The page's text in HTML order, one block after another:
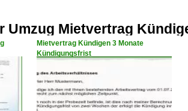
Umzug Mietvertrag
Mietvertrag Kündigen 3 Monate
Kündigungsfrist